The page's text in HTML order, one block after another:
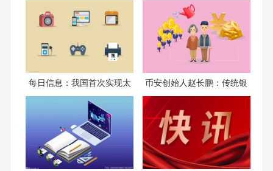
每日信息：我国首次实现太 币安创始人赵长鹏：传统银